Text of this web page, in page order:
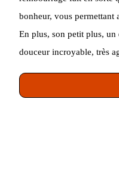
bonheur, vous permettant
En plus, son petit plus, un
douceur incroyable, très